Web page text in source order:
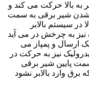
به بالا حرکت می کند و
شیر برقی به سمت
سیستم بالابر
نیز به چرخش در می آید
ارسال و پمپاز می
نیز به حرکت در
پایین شیر برقی
وارد بالابر نشود